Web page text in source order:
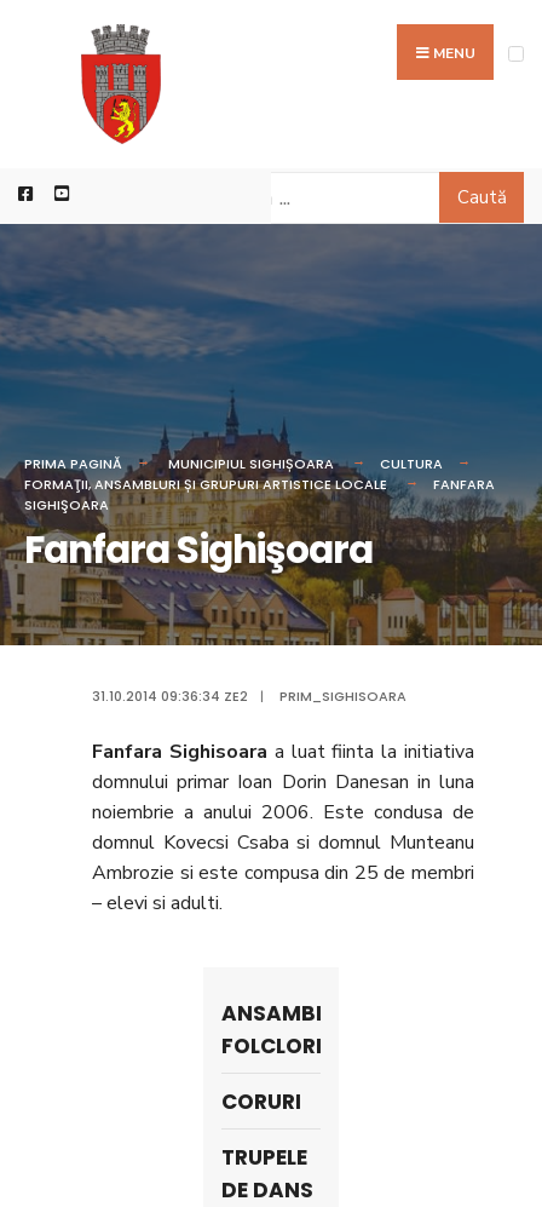
MENU
Caută
PRIMA PAGINĂ MUNICIPIUL SIGHIȘOARA
CULTURA
FORMAŢII, ANSAMBLURI ȘI GRUPURI ARTISTICE LOCALE
FANFARA
SIGHIŞOARA
Fanfara Sighişoara
31.10.2014 09:36:34 ZE2 | PRIM_SIGHISOARA
Fanfara Sighisoara a luat fiinta la initiativa
domnului primar Ioan Dorin Danesan in luna
noiembrie a anului 2006. Este condusa de
domnul Kovecsi Csaba si domnul Munteanu
Ambrozie si este compusa din 25 de membri
– elevi si adulti.
ANSAMBLURI
FOLCLORICE
CORURI
TRUPELE
DE DANS